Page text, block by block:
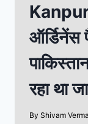
ऑर्डिनेंस
रहा था
By Shivam Verma